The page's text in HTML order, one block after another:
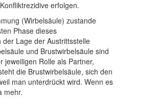
erfolgen.
(Wirbelsäule) zustande
Phase dieses
Lage der Austrittsstelle
und Brustwirbelsäule sind
Rolle als Partner,
die Brustwirbelsäule, sich den
man unterdrückt wird. Wenn es
mehr.